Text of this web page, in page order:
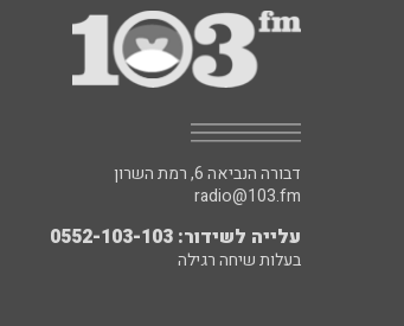
דבורה הנביאה 6, רמת השרון
radio@103.fm
עלייה לשידור: 0552-103-103
בעלות שיחה רגילה